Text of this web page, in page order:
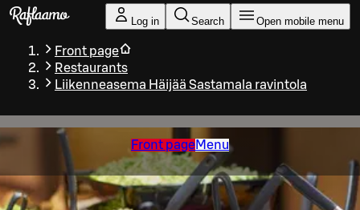
Skip to main content
Log in Search Open mobile menu
Front page
Restaurants
Liikenneasema Häijää Sastamala ravintola
Front pageMenu